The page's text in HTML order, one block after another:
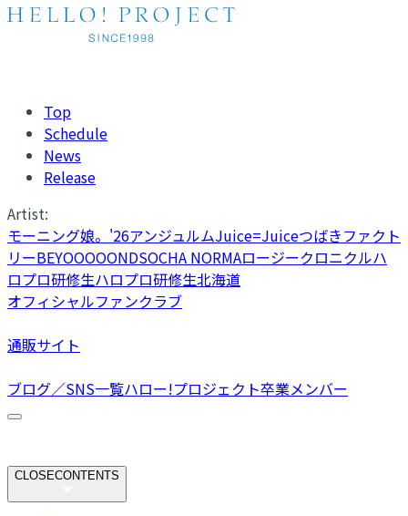
Top
Schedule
News
Release
Artist:
モーニング娘。'26アンジュルムJuice=Juiceつばきファクト
リーBEYOOOOONDSOCHA NORMAロージークロニクルハ
ロプロ研修生ハロプロ研修生北海道
オフィシャルファンクラブ
通販サイト
ブログ／SNS一覧ハロー!プロジェクト卒業メンバー
CLOSECONTENTS